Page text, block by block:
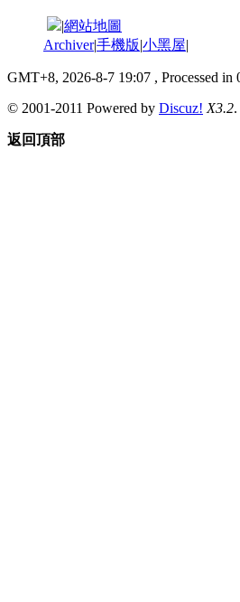
|網站地圖
Archiver|手機版|小黑屋|
GMT+8, 2026-8-7 19:07 , Processed in
© 2001-2011 Powered by Discuz! X3.2
返回頂部